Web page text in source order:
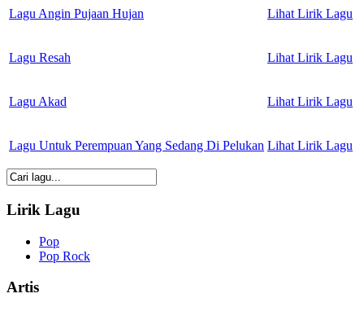
Lagu Angin Pujaan Hujan Lihat Lirik Lagu
Lagu Resah Lihat Lirik Lagu
Lagu Akad Lihat Lirik Lagu
Lagu Untuk Perempuan Yang Sedang Di Pelukan Lihat Lirik Lagu
Lirik Lagu
Pop
Pop Rock
Artis